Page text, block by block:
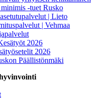
-tuet Rusko
| Lieto
| Vehmaa
2026
2026
Päällistönmäki